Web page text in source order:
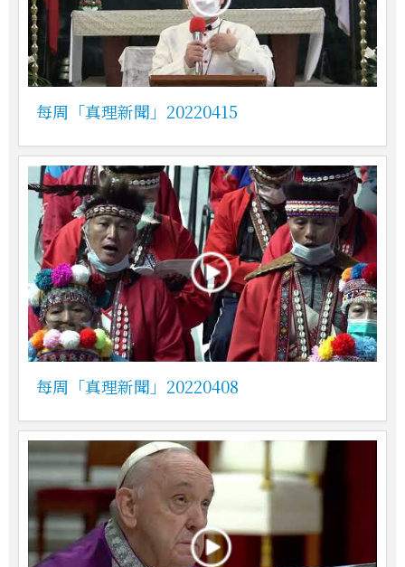
每周「真理新聞」20220415
每周「真理新聞」20220408